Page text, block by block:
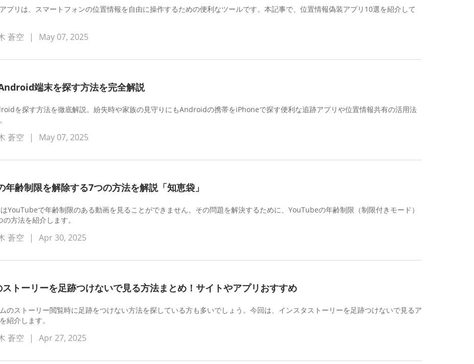
プリは、スマートフォンの位置情報を自由に操作するための便利なツールです。本記事で、位置情報偽装アプリ10選を紹介して
蒼空 | May 07, 2025
端末を探す方法を完全解説
を探す方法を徹底解説。紛失時や家族の見守りにもAndroidの携帯をiPhoneで探す便利な追跡アプリや位置情報共有の活用法
蒼空 | May 07, 2025
齢制限を解除する7つの方法を解説「知恵袋」
YouTubeで年齢制限のある動画を見ることができません。その問題を解決するために、YouTubeの年齢制限（制限付きモード）
方法を紹介します。
蒼空 | Apr 30, 2025
トーリーを足跡つけないで見る方法まとめ！サイトやアプリおすすめ
のストーリー閲覧時に足跡をつけない方法を探している方も多いでしょう。今回は、インスタストーリーを足跡つけないで見るア
紹介します。
蒼空 | Apr 27, 2025